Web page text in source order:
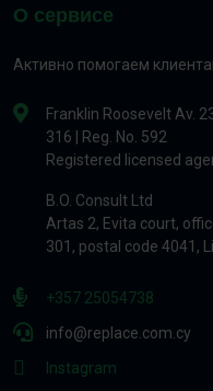
О сервисе
Активно помогаем
Franklin Roosevelt Av.
316 | Reg. No. 592
Registered licensed
B.O. Consult Ltd
Artas 2, Evita court,
301, postal code 4041,
+357 25054738
info@replace.com.cy
Instagram